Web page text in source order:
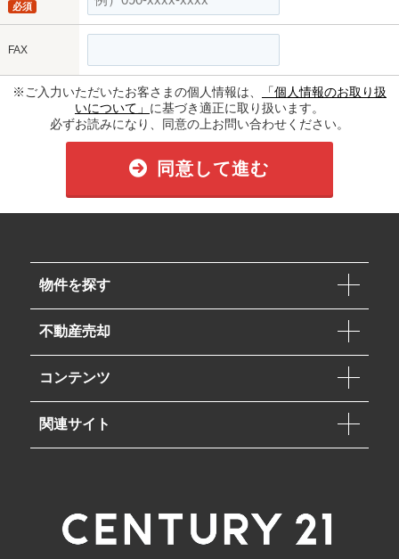
必須
FAX
※ご入力いただいたお客さまの個人情報は、
「個人情報のお取り扱
いについて」 に基づき適正に取り扱います。
必ずお読みになり、同意の上お問い合わせください。
同意して進む
物件を探す
不動産売却
コンテンツ
関連サイト